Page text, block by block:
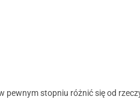
pewnym stopniu różnić się od